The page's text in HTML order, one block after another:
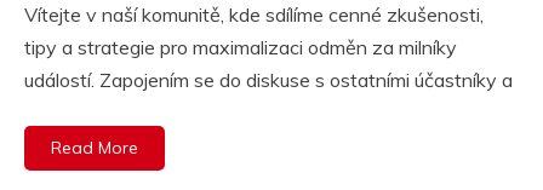
Vítejte v naší komunitě, kde sdílíme cenné zkušenosti,
tipy a strategie pro maximalizaci odměn za milníky
událostí. Zapojením se do diskuse s ostatními účastníky a
Read More